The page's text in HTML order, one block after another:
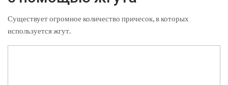
Существует огромное количество причесок, в которых
используется жгут.